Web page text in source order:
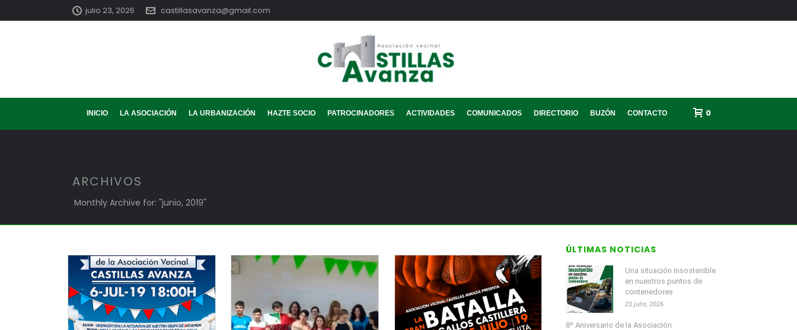
julio 23, 2026 castillasavanza@gmail.com
INICIO LA ASOCIACIÓN LA URBANIZACIÓN HAZTE SOCIO PATROCINADORES ACTIVIDADES COMUNICADOS DIRECTORIO BUZÓN CONTACTO 0
ARCHIVOS
Monthly Archive for: "junio, 2019"
ÚLTIMAS NOTICIAS
Una situación insostenible
en nuestros puntos de
contenedores
23 julio, 2026
8º Aniversario de la Asociación